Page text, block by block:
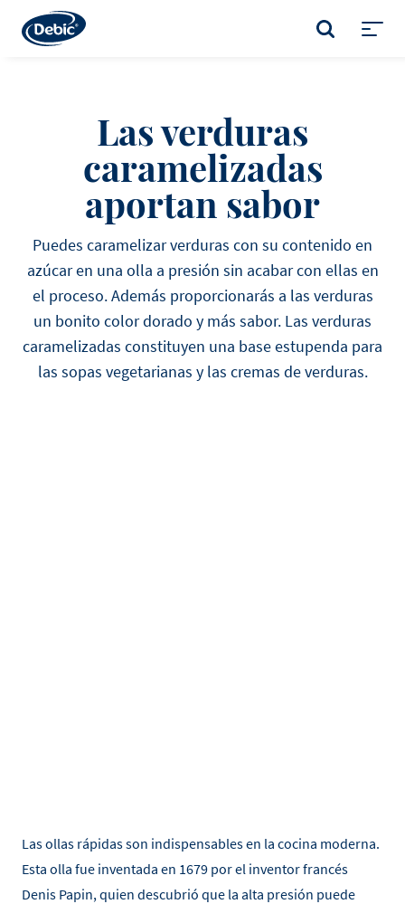
main
BUSCAR
Las verduras
caramelizadas
aportan sabor
Puedes caramelizar verduras con su contenido en
azúcar en una olla a presión sin acabar con ellas en
el proceso. Además proporcionarás a las verduras
un bonito color dorado y más sabor. Las verduras
caramelizadas constituyen una base estupenda para
las sopas vegetarianas y las cremas de verduras.
Las ollas rápidas son indispensables en la cocina moderna.
Esta olla fue inventada en 1679 por el inventor francés
Denis Papin, quien descubrió que la alta presión puede